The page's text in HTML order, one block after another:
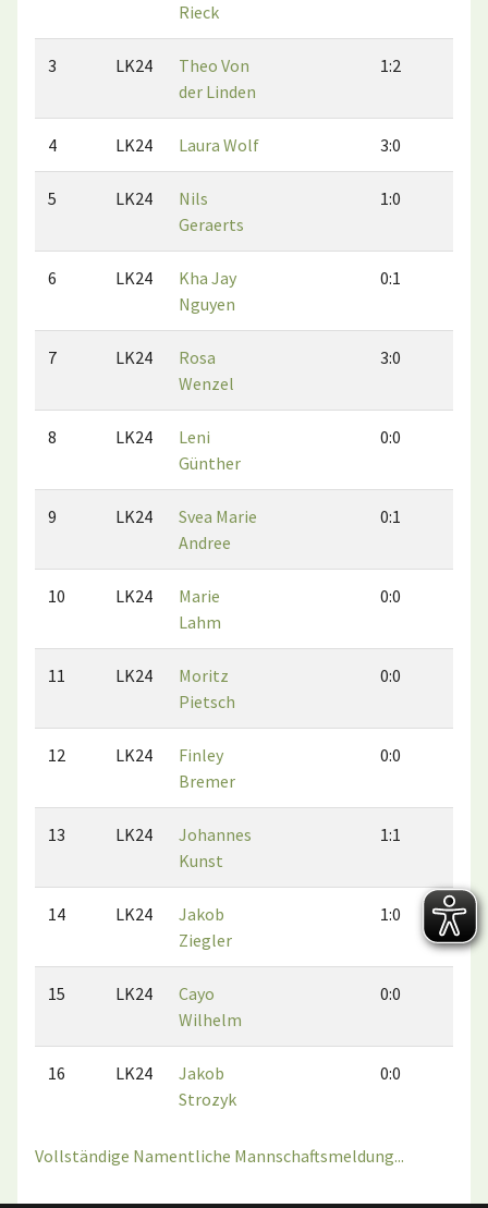
Rieck
3 LK24
Theo Von
der Linden
1:2
4 LK24 Laura Wolf 3:0
5 LK24
Nils
Geraerts
1:0
6 LK24
Kha Jay
Nguyen
0:1
7 LK24
Rosa
Wenzel
3:0
8 LK24
Leni
Günther
0:0
9 LK24
Svea Marie
Andree
0:1
10 LK24
Marie
Lahm
0:0
11 LK24
Moritz
Pietsch
0:0
12 LK24
Finley
Bremer
0:0
13 LK24
Johannes
Kunst
1:1
14 LK24
Jakob
Ziegler
1:0 0:0
15 LK24
Cayo
Wilhelm
0:0
16 LK24
Jakob
Strozyk
0:0
Vollständige Namentliche Mannschaftsmeldung...